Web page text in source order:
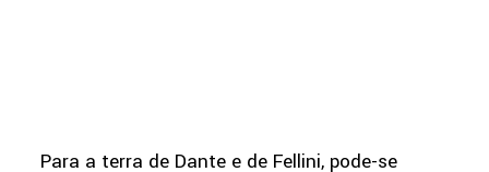
Para a terra de Dante e de Fellini, pode-se